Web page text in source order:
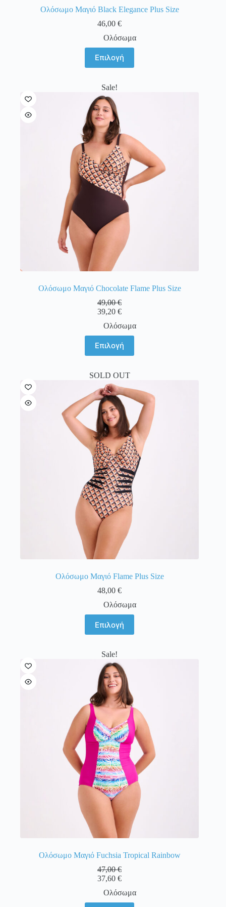
Ολόσωμο Μαγιό Black Elegance Plus Size
46,00€
Ολόσωμα
Επιλογή
το
προϊόν
πολλαπλές
παραλλαγές.
Οι
επιλογές
μπορούν
να
επιλεγούν
στη
σελίδα
του
προϊόντος
Sale!
Ολόσωμο Μαγιό Chocolate Flame Plus Size
49,00€
39,20€
Ολόσωμα
Επιλογή
το
προϊόν
πολλαπλές
παραλλαγές.
Οι
επιλογές
μπορούν
να
επιλεγούν
στη
σελίδα
του
προϊόντος
SOLD OUT
Ολόσωμο Μαγιό Flame Plus Size
48,00€
Ολόσωμα
Επιλογή
το
προϊόν
πολλαπλές
παραλλαγές.
Οι
επιλογές
μπορούν
να
επιλεγούν
σελίδα
του
προϊόντος
Sale!
Ολόσωμο Μαγιό Fuchsia Tropical Rainbow
47,00€
37,60€
Ολόσωμα